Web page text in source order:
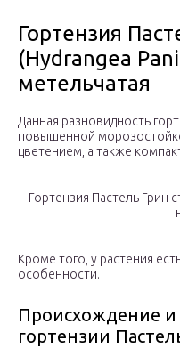
Гортензия
(Hydrangea
метельчатая
Данная разновидность
повышенной
цветением, а также
Гортензия Пастель Грин
Кроме того, у растения
особенности.
Происхождение
гортензии